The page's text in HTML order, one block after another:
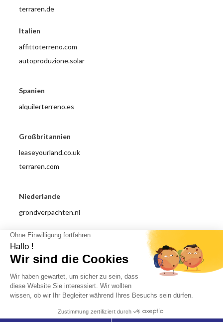
terraren.de
Italien
affittoterreno.com
autoproduzione.solar
Spanien
alquilerterreno.es
Großbritannien
leaseyourland.co.uk
terraren.com
Niederlande
grondverpachten.nl
© 2018 - 2026 Dachverpachtung.com All right reserved.
Impressum
Datenschutzrichtlinie
Allgemeine Nutzungsbedingungen
Über uns